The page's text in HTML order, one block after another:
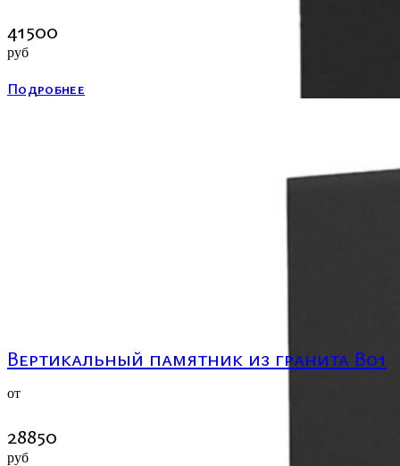
41500
руб
Подробнее
Вертикальный памятник из гранита В01
от
28850
руб